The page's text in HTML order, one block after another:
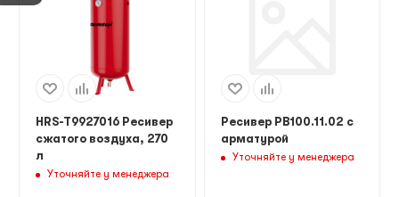
HRS-T9927016 Ресивер
сжатого воздуха, 270
л
Уточняйте у менеджера
Ресивер РВ100.11.02 с
арматурой
Уточняйте у менеджера